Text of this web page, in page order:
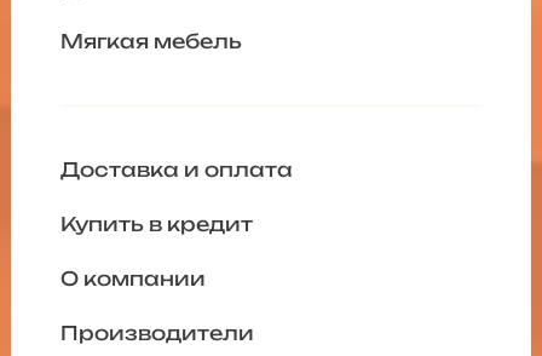
Мягкая мебель
Доставка и оплата
Купить в кредит
О компании
Производители